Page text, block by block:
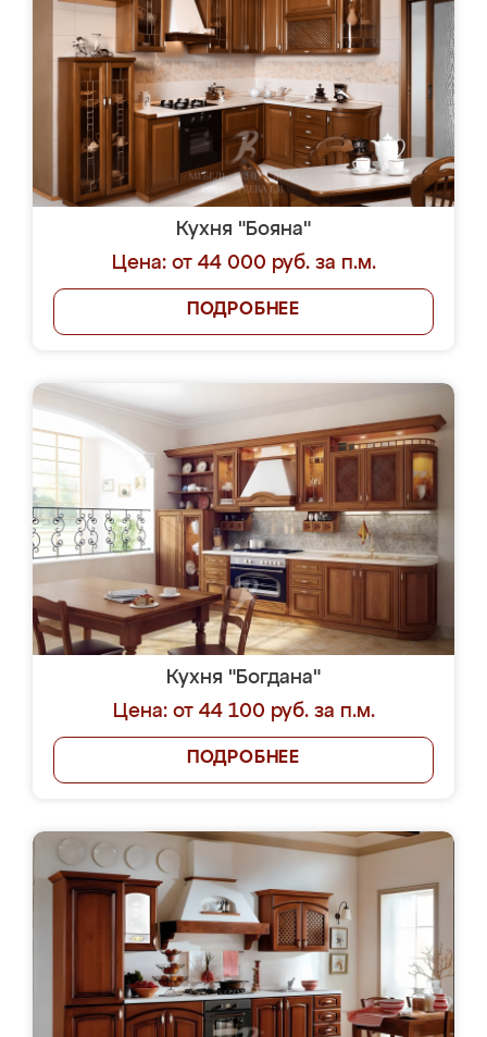
Кухня "Бояна"
Цена: от 44 000 руб. за п.м.
ПОДРОБНЕЕ
Кухня "Богдана"
Цена: от 44 100 руб. за п.м.
ПОДРОБНЕЕ